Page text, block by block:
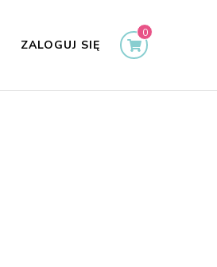
ZALOGUJ SIĘ
0